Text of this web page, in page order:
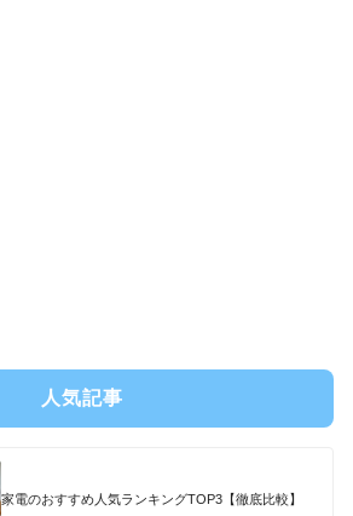
人気記事
家電のおすすめ人気ランキングTOP3【徹底比較】